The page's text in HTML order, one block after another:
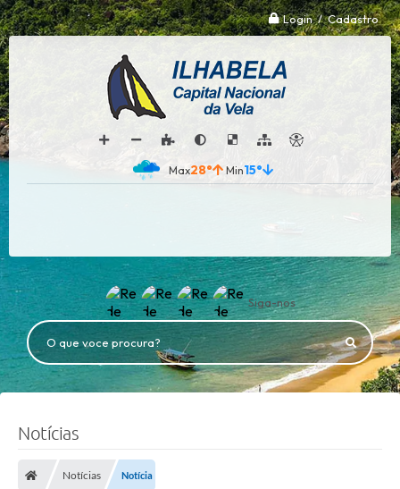
Login / Cadastro
28° 15°
Siga-nos
O que voce procura?
Notícias
Notícias Notícia